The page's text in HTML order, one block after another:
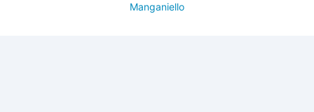
Manganiello